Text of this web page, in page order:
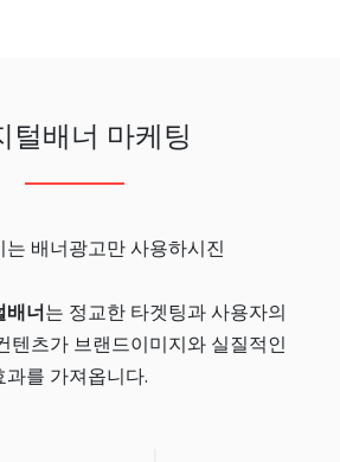
털배너 마케팅
배너광고만 사용하시진
배너는 정교한 타겟팅과 사용자의
텐츠가 브랜드이미지와 실질적인
를 가져옵니다.